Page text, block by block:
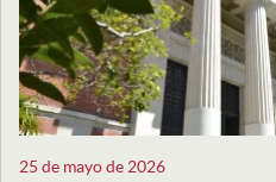
25 de mayo de 2026